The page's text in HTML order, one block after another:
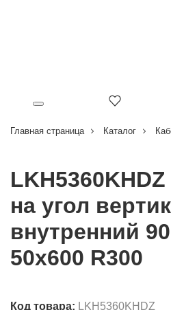
Главная страница Каталог
на угол
внутренний
50х600 R300
Код товара: LKH5360KHDZ